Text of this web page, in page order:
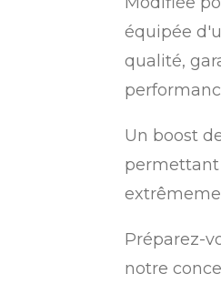
équipée
qualité,
Un boost
permettant
Préparez-
notre